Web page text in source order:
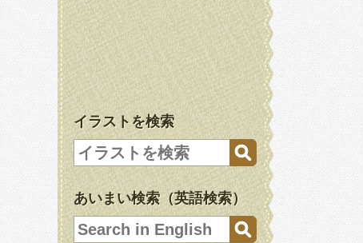
イラストを検索
あいまい検索（英語検索）